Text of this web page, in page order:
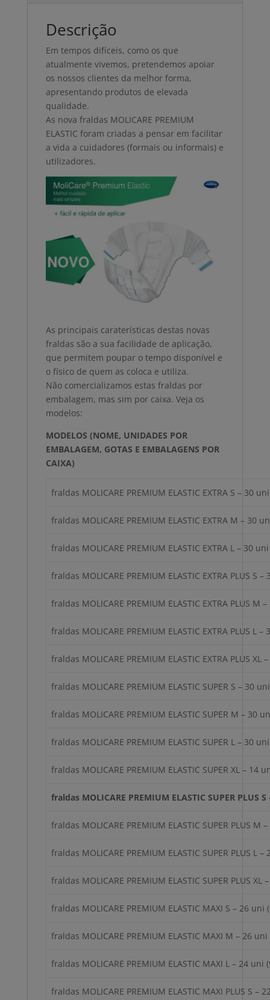
Descrição
Em tempos difíceis, como os que
atualmente vivemos, pretendemos apoiar
os nossos clientes da melhor forma,
apresentando produtos de elevada
qualidade.
As nova fraldas MOLICARE PREMIUM
ELASTIC foram criadas a pensar em facilitar
a vida a cuidadores (formais ou informais) e
utilizadores.
As principais caraterísticas destas novas
fraldas são a sua facilidade de aplicação,
que permitem poupar o tempo disponível e
o físico de quem as coloca e utiliza.
Não comercializamos estas fraldas por
embalagem, mas sim por caixa. Veja os
modelos:
MODELOS (NOME, UNIDADES POR
EMBALAGEM, GOTAS E EMBALAGENS POR
CAIXA)
fraldas MOLICARE PREMIUM ELASTIC EXTRA S – 30
fraldas MOLICARE PREMIUM ELASTIC EXTRA M – 30
fraldas MOLICARE PREMIUM ELASTIC EXTRA L – 30
fraldas MOLICARE PREMIUM ELASTIC EXTRA PLUS S –
fraldas MOLICARE PREMIUM ELASTIC EXTRA PLUS M
fraldas MOLICARE PREMIUM ELASTIC EXTRA PLUS L –
fraldas MOLICARE PREMIUM ELASTIC EXTRA PLUS XL
fraldas MOLICARE PREMIUM ELASTIC SUPER S – 30
fraldas MOLICARE PREMIUM ELASTIC SUPER M – 30
fraldas MOLICARE PREMIUM ELASTIC SUPER L – 30
fraldas MOLICARE PREMIUM ELASTIC SUPER XL – 14
fraldas MOLICARE PREMIUM ELASTIC SUPER PLUS
fraldas MOLICARE PREMIUM ELASTIC SUPER PLUS M
fraldas MOLICARE PREMIUM ELASTIC SUPER PLUS L –
fraldas MOLICARE PREMIUM ELASTIC SUPER PLUS XL
fraldas MOLICARE PREMIUM ELASTIC MAXI S – 26 uni
fraldas MOLICARE PREMIUM ELASTIC MAXI M – 26 uni
fraldas MOLICARE PREMIUM ELASTIC MAXI L – 24 uni
fraldas MOLICARE PREMIUM ELASTIC MAXI PLUS S –